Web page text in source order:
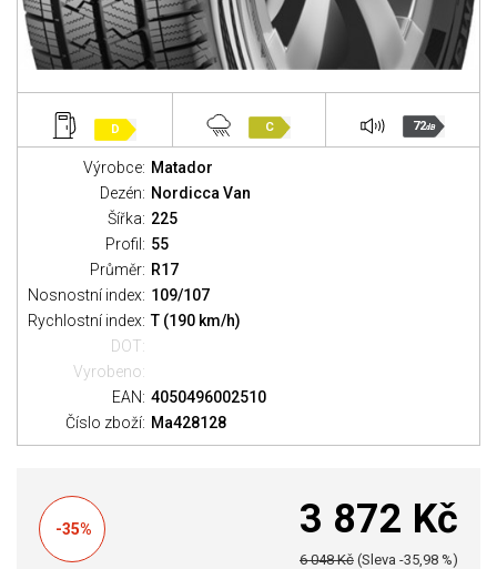
D C 72dB
Výrobce: Matador
Dezén: Nordicca Van
Šířka: 225
Profil: 55
Průměr: R17
Nosnostní index: 109/107
Rychlostní index: T (190 km/h)
DOT:
Vyrobeno:
EAN: 4050496002510
Číslo zboží: Ma428128
-35% 3 872 Kč
6 048 Kč (Sleva -35,98 %)